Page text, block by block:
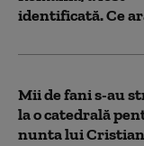
identificată. Ce
Mii de fani s-au
la o catedrală
nunta lui